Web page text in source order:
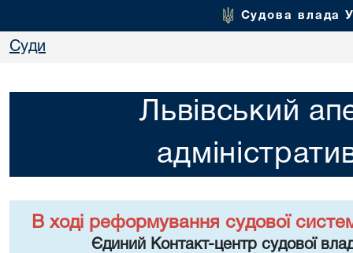
Судова влада
Суди
Львівський
В ході реформування судової
Єдиний Контакт-центр судової